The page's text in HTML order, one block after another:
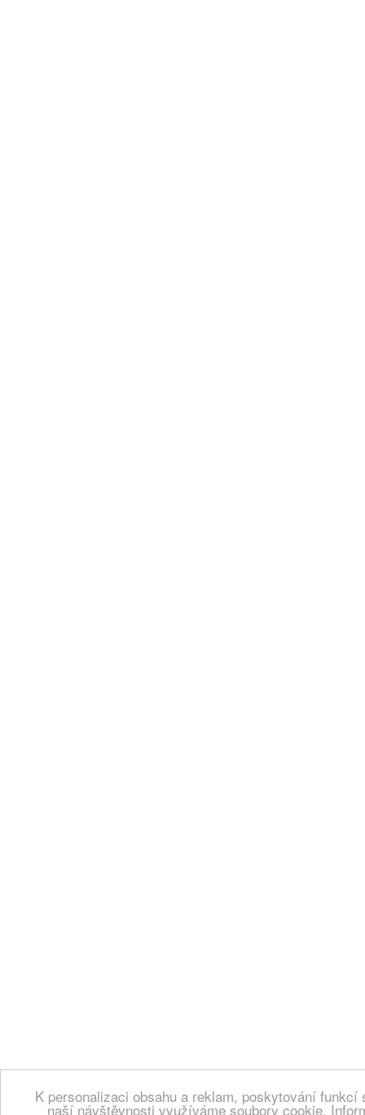
K personalizaci obsahu a reklam, poskytování
naší návštěvnosti využíváme soubory cookie.